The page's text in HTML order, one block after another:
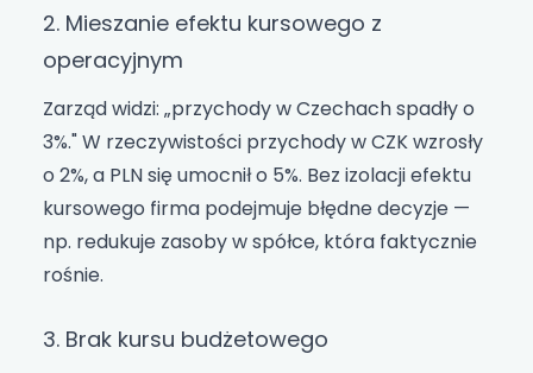
2. Mieszanie efektu kursowego z
operacyjnym
Zarząd widzi: „przychody w Czechach spadły o
3%." W rzeczywistości przychody w CZK wzrosły
o 2%, a PLN się umocnił o 5%. Bez izolacji efektu
kursowego firma podejmuje błędne decyzje —
np. redukuje zasoby w spółce, która faktycznie
rośnie.
3. Brak kursu budżetowego